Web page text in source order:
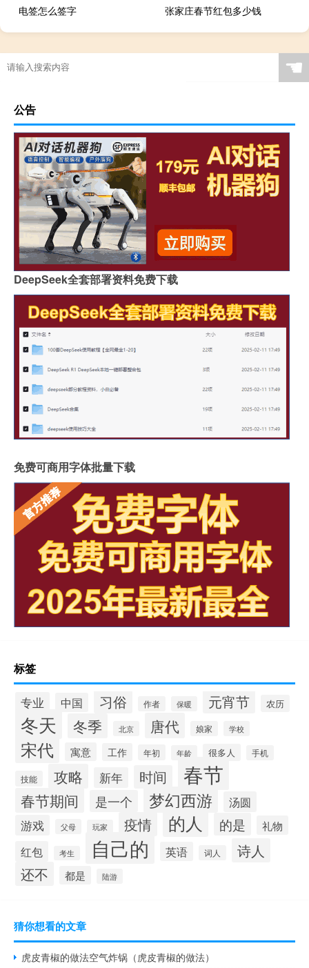
电签怎么签字 张家庄春节红包多少钱
☚
公告
DeepSeek全套部署资料免费下载
免费可商用字体批量下载
标签
专业 中国 习俗 作者 保暖 元宵节 农历
冬天 冬季 北京 唐代 娘家 学校
宋代 寓意 工作 年初 年龄 很多人 手机
技能 攻略 新年 时间 春节
春节期间 是一个 梦幻西游
汤圆
游戏
父母 玩家 疫情 的人 的是 礼物
红包 考生 自己的 英语 词人
诗人
还不
都是 陆游
猜你想看的文章
虎皮青椒的做法空气炸锅（虎皮青椒的做法）